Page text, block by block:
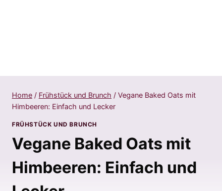
Home / Frühstück und Brunch / Vegane Baked Oats mit
Himbeeren: Einfach und Lecker
FRÜHSTÜCK UND BRUNCH
Vegane Baked Oats mit
Himbeeren: Einfach und